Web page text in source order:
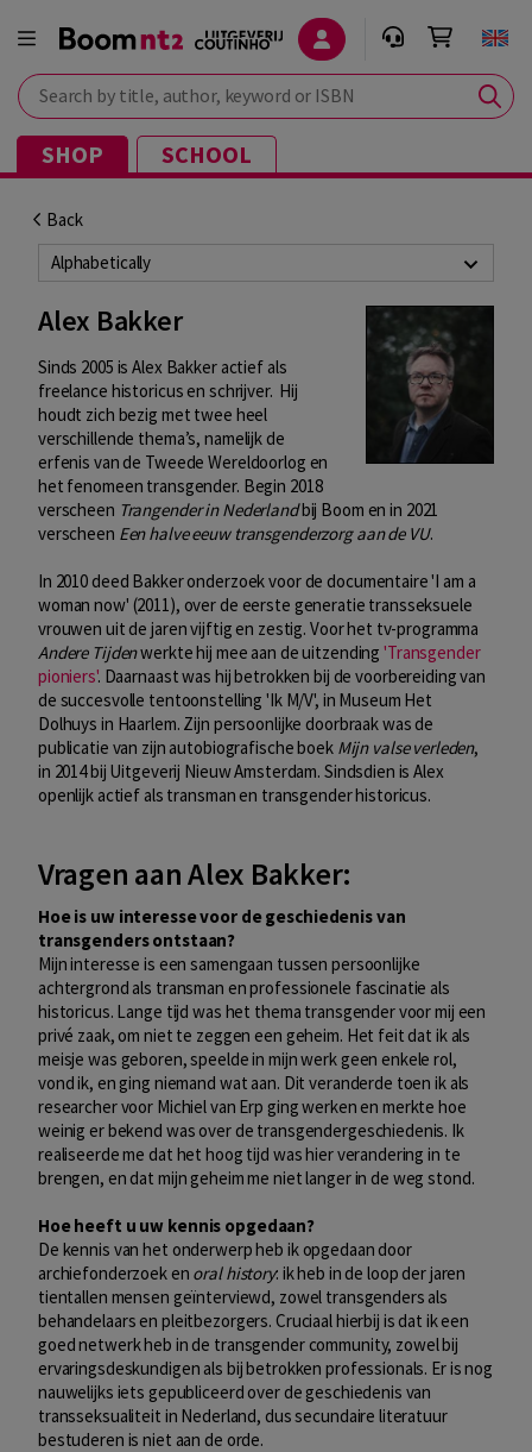
Search by title, author, keyword or ISBN
SHOP SCHOOL
Back
Alphabetically
Alex Bakker
Sinds 2005 is Alex Bakker actief als
freelance historicus en schrijver. Hij
houdt zich bezig met twee heel
verschillende thema’s, namelijk de
erfenis van de Tweede Wereldoorlog en
het fenomeen transgender. Begin 2018
verscheen Trangender in Nederlandbij Boom en in 2021
verscheen Een halve eeuw transgenderzorg aan de VU.
In 2010 deed Bakker onderzoek voor de documentaire 'I am a
woman now' (2011), over de eerste generatie transseksuele
vrouwen uit de jaren vijftig en zestig. Voor het tv-programma
Andere Tijdenwerkte hij mee aan de uitzending'Transgender
pioniers'. Daarnaast was hij betrokken bij de voorbereiding van
de succesvolle tentoonstelling 'Ik M/V', in Museum Het
Dolhuys in Haarlem. Zijn persoonlijke doorbraak was de
publicatie van zijn autobiografische boek Mijn valse verleden,
in 2014 bij Uitgeverij Nieuw Amsterdam. Sindsdien is Alex
openlijk actief als transman en transgender historicus.
Vragen aan Alex Bakker:
Hoe is uw interesse voor de geschiedenis van
transgenders ontstaan?
Mijn interesse is een samengaan tussen persoonlijke
achtergrond als transman en professionele fascinatie als
historicus. Lange tijd was het thema transgender voor mij een
privé zaak, om niet te zeggen een geheim. Het feit dat ik als
meisje was geboren, speelde in mijn werk geen enkele rol,
vond ik, en ging niemand wat aan. Dit veranderde toen ik als
researcher voor Michiel van Erp ging werken en merkte hoe
weinig er bekend was over de transgendergeschiedenis. Ik
realiseerde me dat het hoog tijd was hier verandering in te
brengen, en dat mijn geheim me niet langer in de weg stond.
Hoe heeft u uw kennis opgedaan?
De kennis van het onderwerp heb ik opgedaan door
archiefonderzoek en oral history: ik heb in de loop der jaren
tientallen mensen geïnterviewd, zowel transgenders als
behandelaars en pleitbezorgers. Cruciaal hierbij is dat ik een
goed netwerk heb in de transgender community, zowel bij
ervaringsdeskundigen als bij betrokken professionals. Er is nog
nauwelijks iets gepubliceerd over de geschiedenis van
transseksualiteit in Nederland, dus secundaire literatuur
bestuderen is niet aan de orde.